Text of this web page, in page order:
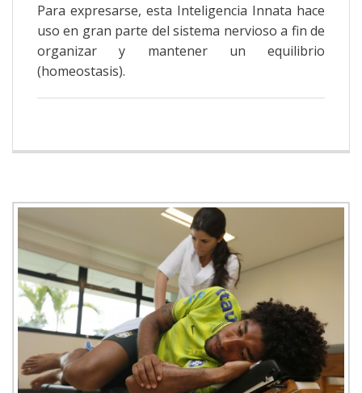
Para expresarse, esta Inteligencia Innata hace
uso en gran parte del sistema nervioso a fin de
organizar y mantener un equilibrio
(homeostasis).